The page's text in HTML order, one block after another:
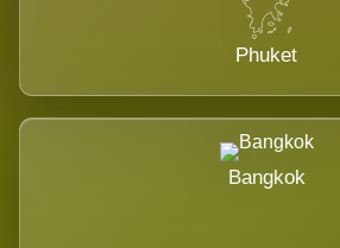
Phuket
Bangkok